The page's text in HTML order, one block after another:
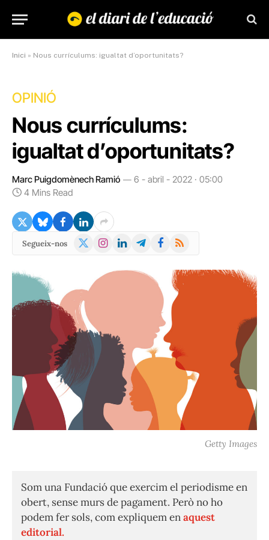
Inici » Nous currículums: igualtat d’oportunitats?
OPINIÓ
Nous currículums:
igualtat d’oportunitats?
Marc Puigdomènech Ramió
6 - abril - 2022 · 05:00
4 Mins Read
Segueix-nos
X
Instagram
LinkedInTelegramFacebook
RSS
Getty Images
Som una Fundació que exercim el periodisme en
obert, sense murs de pagament. Però no ho
podem fer sols, com expliquem enaquest
editorial.